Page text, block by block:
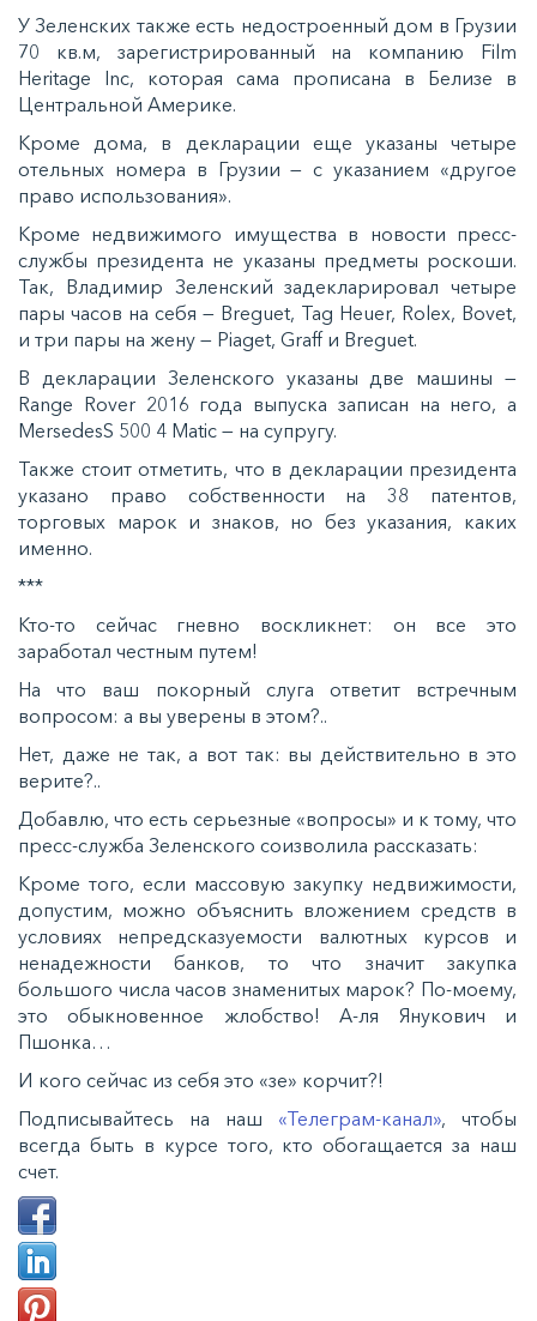
У Зеленских также есть недостроенный дом в Грузии
70 кв.м, зарегистрированный на компанию Film
Heritage Inc, которая сама прописана в Белизе в
Центральной Америке.
Кроме дома, в декларации еще указаны четыре
отельных номера в Грузии — с указанием «другое
право использования».
Кроме недвижимого имущества в новости пресс-
службы президента не указаны предметы роскоши.
Так, Владимир Зеленский задекларировал четыре
пары часов на себя — Breguet, Tag Heuer, Rolex, Bovet,
и три пары на жену — Piaget, Graff и Breguet.
В декларации Зеленского указаны две машины —
Range Rover 2016 года выпуска записан на него, а
MersedesS 500 4 Matic — на супругу.
Также стоит отметить, что в декларации президента
указано право собственности на 38 патентов,
торговых марок и знаков, но без указания, каких
именно.
***
Кто-то сейчас гневно воскликнет: он все это
заработал честным путем!
На что ваш покорный слуга ответит встречным
вопросом: а вы уверены в этом?..
Нет, даже не так, а вот так: вы действительно в это
верите?..
Добавлю, что есть серьезные «вопросы» и к тому, что
пресс-служба Зеленского соизволила рассказать:
Кроме того, если массовую закупку недвижимости,
допустим, можно объяснить вложением средств в
условиях непредсказуемости валютных курсов и
ненадежности банков, то что значит закупка
большого числа часов знаменитых марок? По-моему,
это обыкновенное жлобство! А-ля Янукович и
Пшонка…
И кого сейчас из себя это «зе» корчит?!
Подписывайтесь на наш «Телеграм-канал», чтобы
всегда быть в курсе того, кто обогащается за наш
счет.